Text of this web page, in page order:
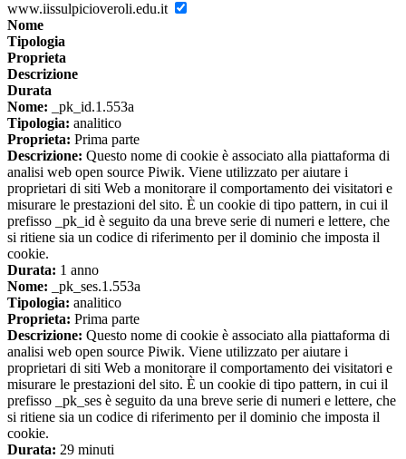
www.iissulpicioveroli.edu.it
Nome
Tipologia
Proprieta
Descrizione
Durata
Nome: _pk_id.1.553a
Tipologia: analitico
Proprieta: Prima parte
Descrizione: Questo nome di cookie è associato alla piattaforma di
analisi web open source Piwik. Viene utilizzato per aiutare i
proprietari di siti Web a monitorare il comportamento dei visitatori e
misurare le prestazioni del sito. È un cookie di tipo pattern, in cui il
prefisso _pk_id è seguito da una breve serie di numeri e lettere, che
si ritiene sia un codice di riferimento per il dominio che imposta il
cookie.
Durata: 1 anno
Nome: _pk_ses.1.553a
Tipologia: analitico
Proprieta: Prima parte
Descrizione: Questo nome di cookie è associato alla piattaforma di
analisi web open source Piwik. Viene utilizzato per aiutare i
proprietari di siti Web a monitorare il comportamento dei visitatori e
misurare le prestazioni del sito. È un cookie di tipo pattern, in cui il
prefisso _pk_ses è seguito da una breve serie di numeri e lettere, che
si ritiene sia un codice di riferimento per il dominio che imposta il
cookie.
Durata: 29 minuti